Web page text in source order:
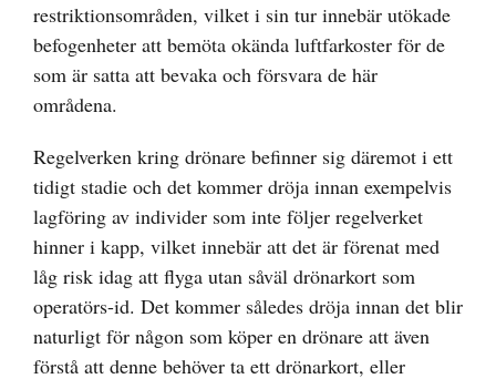
restriktionsområden, vilket i sin tur innebär utökade
befogenheter att bemöta okända luftfarkoster för de
som är satta att bevaka och försvara de här
områdena.
Regelverken kring drönare befinner sig däremot i ett
tidigt stadie och det kommer dröja innan exempelvis
lagföring av individer som inte följer regelverket
hinner i kapp, vilket innebär att det är förenat med
låg risk idag att flyga utan såväl drönarkort som
operatörs-id. Det kommer således dröja innan det blir
naturligt för någon som köper en drönare att även
förstå att denne behöver ta ett drönarkort, eller